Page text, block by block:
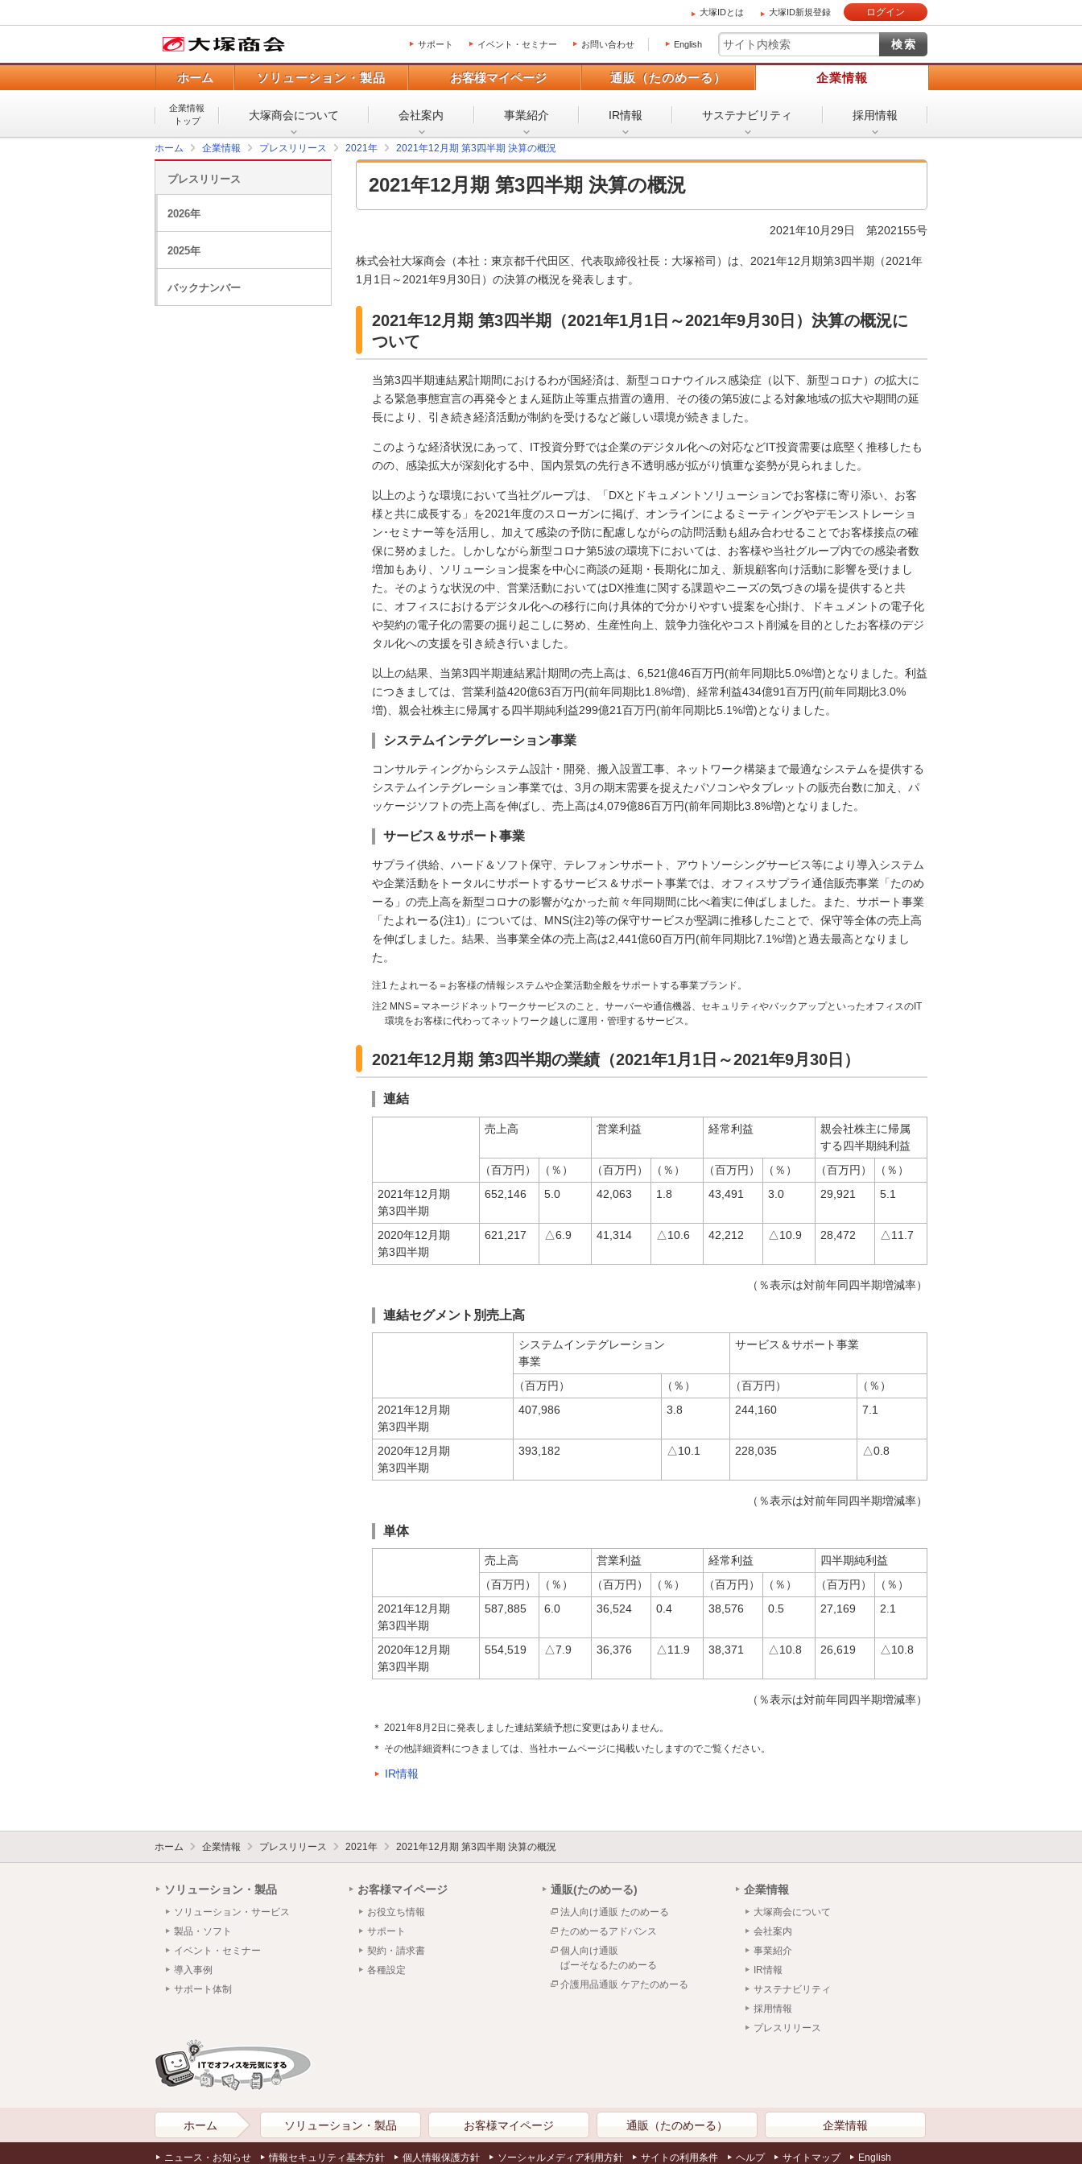
大塚IDとは 大塚ID新規登録 ログイン
サポート イベント・セミナー お問い合わせ English
ホーム ソリューション・製品 お客様マイページ 通販（たのめーる） 企業情報
企業情報
トップ
大塚商会について 会社案内 事業紹介 IR情報 サステナビリティ 採用情報
ホーム 企業情報 プレスリリース 2021年 2021年12月期 第3四半期 決算の概況
2021年12月期 第3四半期 決算の概況
2021年10月29日 第202155号
株式会社大塚商会（本社：東京都千代田区、代表取締役社長：大塚裕司）は、2021年12月期第3四半期（2021年
1月1日～2021年9月30日）の決算の概況を発表します。
2021年12月期 第3四半期（2021年1月1日～2021年9月30日）決算の概況に
ついて
当第3四半期連結累計期間におけるわが国経済は、新型コロナウイルス感染症（以下、新型コロナ）の拡大に
よる緊急事態宣言の再発令とまん延防止等重点措置の適用、その後の第5波による対象地域の拡大や期間の延
長により、引き続き経済活動が制約を受けるなど厳しい環境が続きました。
このような経済状況にあって、IT投資分野では企業のデジタル化への対応などIT投資需要は底堅く推移したも
のの、感染拡大が深刻化する中、国内景気の先行き不透明感が拡がり慎重な姿勢が見られました。
以上のような環境において当社グループは、「DXとドキュメントソリューションでお客様に寄り添い、お客
様と共に成長する」を2021年度のスローガンに掲げ、オンラインによるミーティングやデモンストレーショ
ン･セミナー等を活用し、加えて感染の予防に配慮しながらの訪問活動も組み合わせることでお客様接点の確
保に努めました。しかしながら新型コロナ第5波の環境下においては、お客様や当社グループ内での感染者数
増加もあり、ソリューション提案を中心に商談の延期・長期化に加え、新規顧客向け活動に影響を受けまし
た。そのような状況の中、営業活動においてはDX推進に関する課題やニーズの気づきの場を提供すると共
に、オフィスにおけるデジタル化への移行に向け具体的で分かりやすい提案を心掛け、ドキュメントの電子化
や契約の電子化の需要の掘り起こしに努め、生産性向上、競争力強化やコスト削減を目的としたお客様のデジ
タル化への支援を引き続き行いました。
以上の結果、当第3四半期連結累計期間の売上高は、6,521億46百万円(前年同期比5.0%増)となりました。利益
につきましては、営業利益420億63百万円(前年同期比1.8%増)、経常利益434億91百万円(前年同期比3.0%
増)、親会社株主に帰属する四半期純利益299億21百万円(前年同期比5.1%増)となりました。
システムインテグレーション事業
コンサルティングからシステム設計・開発、搬入設置工事、ネットワーク構築まで最適なシステムを提供する
システムインテグレーション事業では、3月の期末需要を捉えたパソコンやタブレットの販売台数に加え、パ
ッケージソフトの売上高を伸ばし、売上高は4,079億86百万円(前年同期比3.8%増)となりました。
サービス＆サポート事業
サプライ供給、ハード＆ソフト保守、テレフォンサポート、アウトソーシングサービス等により導入システム
や企業活動をトータルにサポートするサービス＆サポート事業では、オフィスサプライ通信販売事業「たのめ
ーる」の売上高を新型コロナの影響がなかった前々年同期間に比べ着実に伸ばしました。また、サポート事業
「たよれーる(注1)」については、MNS(注2)等の保守サービスが堅調に推移したことで、保守等全体の売上高
を伸ばしました。結果、当事業全体の売上高は2,441億60百万円(前年同期比7.1%増)と過去最高となりまし
た。
注1 たよれーる＝お客様の情報システムや企業活動全般をサポートする事業ブランド。
注2 MNS＝マネージドネットワークサービスのこと。サーバーや通信機器、セキュリティやバックアップといったオフィスのIT
環境をお客様に代わってネットワーク越しに運用・管理するサービス。
2021年12月期 第3四半期の業績（2021年1月1日～2021年9月30日）
連結
売上高 営業利益 経常利益
親会社株主に帰属
する四半期純利益
（百万円）
（％） （百万円） （％） （百万円） （％） （百万円）
（％）
2021年12月期
第3四半期
652,146 5.0 42,063 1.8 43,491 3.0 29,921 5.1
2020年12月期
第3四半期
621,217 △6.9 41,314 △10.6 42,212 △10.9 28,472 △11.7
（％表示は対前年同四半期増減率）
連結セグメント別売上高
システムインテグレーション
事業
サービス＆サポート事業
（百万円） （％） （百万円）
（％）
2021年12月期
第3四半期
407,986 3.8 244,160 7.1
2020年12月期
第3四半期
393,182 △10.1 228,035 △0.8
（％表示は対前年同四半期増減率）
単体
売上高 営業利益 経常利益
四半期純利益
（百万円）
（％） （百万円） （％） （百万円） （％） （百万円）
（％）
2021年12月期
第3四半期
587,885 6.0 36,524 0.4 38,576 0.5 27,169 2.1
2020年12月期
第3四半期
554,519 △7.9 36,376 △11.9 38,371 △10.8 26,619 △10.8
（％表示は対前年同四半期増減率）
＊ 2021年8月2日に発表しました連結業績予想に変更はありません。
＊ その他詳細資料につきましては、当社ホームページに掲載いたしますのでご覧ください。
IR情報
プレスリリース
2026年
2025年
バックナンバー
ホーム 企業情報 プレスリリース 2021年 2021年12月期 第3四半期 決算の概況
ソリューション・製品
ソリューション・サービス
製品・ソフト
イベント・セミナー
導入事例
サポート体制
お客様マイページ
お役立ち情報
サポート
契約・請求書
各種設定
通販(たのめーる)
法人向け通販 たのめーる
たのめーるアドバンス
個人向け通販
ぱーそなるたのめーる
介護用品通販 ケアたのめーる
企業情報
大塚商会について
会社案内
事業紹介
IR情報
サステナビリティ
採用情報
プレスリリース
ホーム ソリューション・製品 お客様マイページ 通販（たのめーる） 企業情報
ニュース・お知らせ 情報セキュリティ基本方針 個人情報保護方針 ソーシャルメディア利用方針 サイトの利用条件 ヘルプ サイトマップ English